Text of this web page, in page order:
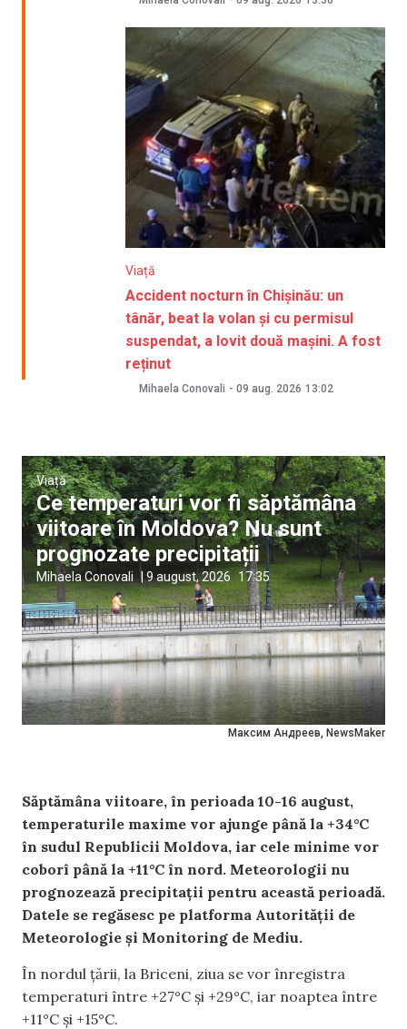
Viață
Accident nocturn în Chișinău: un
tânăr, beat la volan și cu permisul
suspendat, a lovit două mașini. A fost
reținut
Mihaela Conovali - 09 aug. 2026 13:02
Максим Андреев, NewsMaker
Viață
Ce temperaturi vor fi săptămâna
viitoare în Moldova? Nu sunt
prognozate precipitații
Mihaela Conovali | 9 august, 2026 17:35
Săptămâna viitoare, în perioada 10-16 august,
temperaturile maxime vor ajunge până la +34°C
în sudul Republicii Moldova, iar cele minime vor
coborî până la +11°C în nord. Meteorologii nu
prognozează precipitații pentru această perioadă.
Datele se regăsesc pe platforma Autorității de
Meteorologie și Monitoring de Mediu.
În nordul țării, la Briceni, ziua se vor înregistra
temperaturi între +27°C și +29°C, iar noaptea între
+11°C și +15°C.